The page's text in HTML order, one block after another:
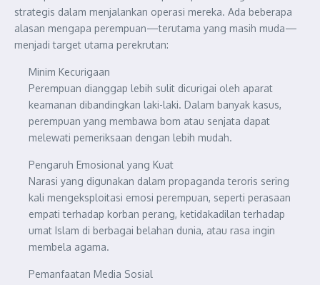
strategis dalam menjalankan operasi mereka. Ada beberapa
alasan mengapa perempuan—terutama yang masih muda—
menjadi target utama perekrutan:
Minim Kecurigaan
Perempuan dianggap lebih sulit dicurigai oleh aparat
keamanan dibandingkan laki-laki. Dalam banyak kasus,
perempuan yang membawa bom atau senjata dapat
melewati pemeriksaan dengan lebih mudah.
Pengaruh Emosional yang Kuat
Narasi yang digunakan dalam propaganda teroris sering
kali mengeksploitasi emosi perempuan, seperti perasaan
empati terhadap korban perang, ketidakadilan terhadap
umat Islam di berbagai belahan dunia, atau rasa ingin
membela agama.
Pemanfaatan Media Sosial